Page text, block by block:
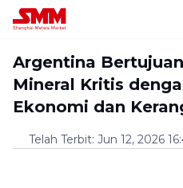
Argentina
Mineral Kritis
Ekonomi dan
Telah Terbit: Jun 12, 2026